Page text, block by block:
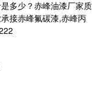
多少？赤峰油漆厂家质
接赤峰氟碳漆,赤峰丙